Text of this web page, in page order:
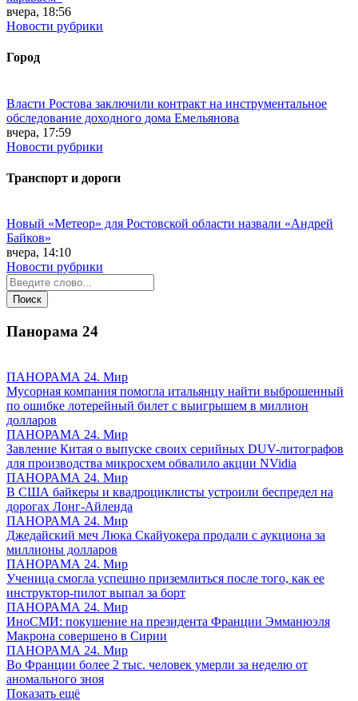
вчера, 18:56
Новости рубрики
Город
Власти Ростова заключили контракт на инструментальное
обследование доходного дома Емельянова
вчера, 17:59
Новости рубрики
Транспорт и дороги
Новый «Метеор» для Ростовской области назвали «Андрей
Байков»
вчера, 14:10
Новости рубрики
Панорама 24
ПАНОРАМА 24. Мир
Мусорная компания помогла итальянцу найти выброшенный
по ошибке лотерейный билет с выигрышем в миллион
долларов
ПАНОРАМА 24. Мир
Завление Китая о выпуске своих серийных DUV-литографов
для производства микросхем обвалило акции NVidia
ПАНОРАМА 24. Мир
В США байкеры и квадроциклисты устроили беспредел на
дорогах Лонг-Айленда
ПАНОРАМА 24. Мир
Джедайский меч Люка Скайуокера продали с аукциона за
миллионы долларов
ПАНОРАМА 24. Мир
Ученица смогла успешно приземлиться после того, как ее
инструктор-пилот выпал за борт
ПАНОРАМА 24. Мир
ИноСМИ: покушение на президента Франции Эмманюэля
Макрона совершено в Сирии
ПАНОРАМА 24. Мир
Во Франции более 2 тыс. человек умерли за неделю от
аномального зноя
Показать ещё